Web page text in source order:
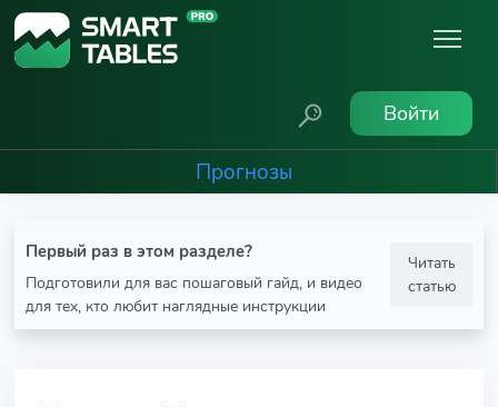
Войти
Прогнозы
Первый раз в этом разделе?
Подготовили для вас пошаговый гайд, и видео
для тех, кто любит наглядные инструкции
Читать
статью